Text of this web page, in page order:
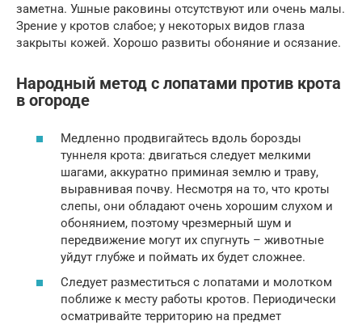
заметна. Ушные раковины отсутствуют или очень малы.
Зрение у кротов слабое; у некоторых видов глаза
закрыты кожей. Хорошо развиты обоняние и осязание.
Народный метод с лопатами против крота
в огороде
Медленно продвигайтесь вдоль борозды
туннеля крота: двигаться следует мелкими
шагами, аккуратно приминая землю и траву,
выравнивая почву. Несмотря на то, что кроты
слепы, они обладают очень хорошим слухом и
обонянием, поэтому чрезмерный шум и
передвижение могут их спугнуть – животные
уйдут глубже и поймать их будет сложнее.
Следует разместиться с лопатами и молотком
поближе к месту работы кротов. Периодически
осматривайте территорию на предмет